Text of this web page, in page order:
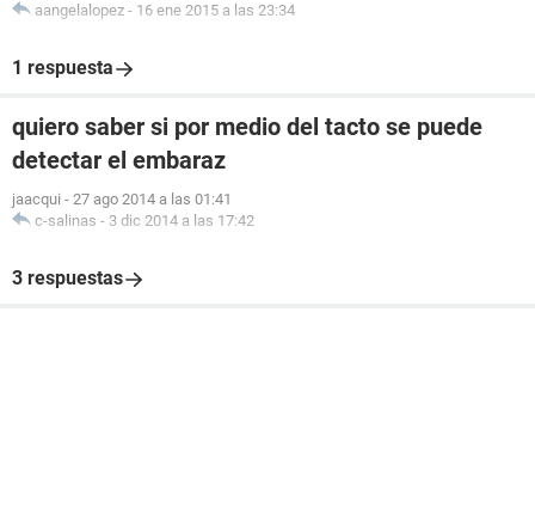
aangelalopez - 16 ene 2015 a las 23:34
1 respuesta
quiero saber si por medio del tacto se puede
detectar el embaraz
jaacqui - 27 ago 2014 a las 01:41
c-salinas - 3 dic 2014 a las 17:42
3 respuestas